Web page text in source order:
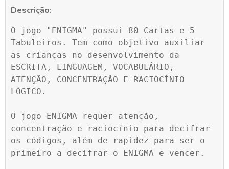
Descrição:
O jogo "ENIGMA" possui 80 Cartas e 5
Tabuleiros. Tem como objetivo auxiliar
as crianças no desenvolvimento da
ESCRITA, LINGUAGEM, VOCABULÁRIO,
ATENÇÃO, CONCENTRAÇÃO E RACIOCÍNIO
LÓGICO.
O jogo ENIGMA requer atenção,
concentração e raciocínio para decifrar
os códigos, além de rapidez para ser o
primeiro a decifrar o ENIGMA e vencer.